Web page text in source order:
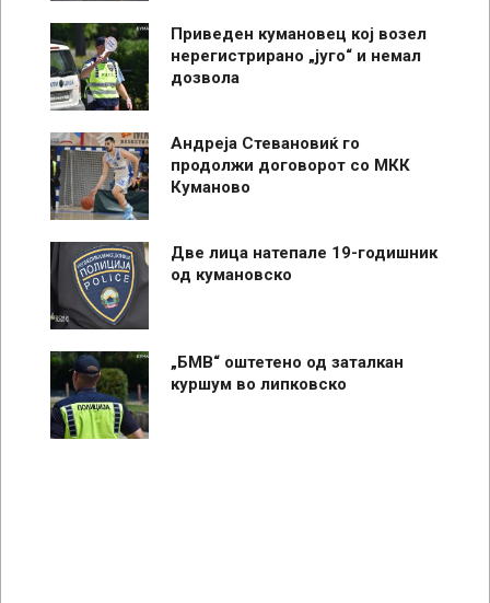
Приведен кумановец кој возел
нерегистрирано „југо“ и немал
дозвола
Андреја Стевановиќ го
продолжи договорот со МКК
Куманово
Две лица натепале 19-годишник
од кумановско
„БМВ“ оштетено од заталкан
куршум во липковско